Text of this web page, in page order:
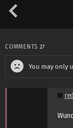
COMMENTS 27
You may only